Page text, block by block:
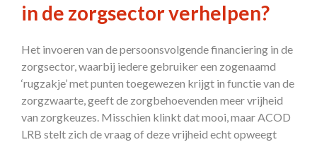
in de zorgsector verhelpen?
Het invoeren van de persoonsvolgende financiering in de
zorgsector, waarbij iedere gebruiker een zogenaamd
‘rugzakje’ met punten toegewezen krijgt in functie van de
zorgzwaarte, geeft de zorgbehoevenden meer vrijheid
van zorgkeuzes. Misschien klinkt dat mooi, maar ACOD
LRB stelt zich de vraag of deze vrijheid echt opweegt